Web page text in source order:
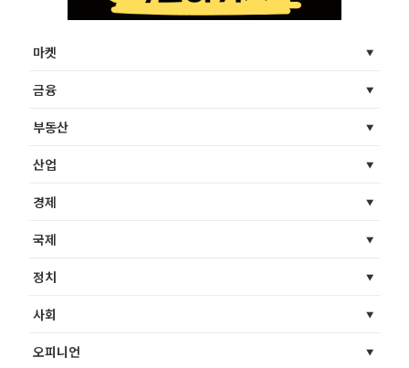
마켓
금융
부동산
산업
경제
국제
정치
사회
오피니언